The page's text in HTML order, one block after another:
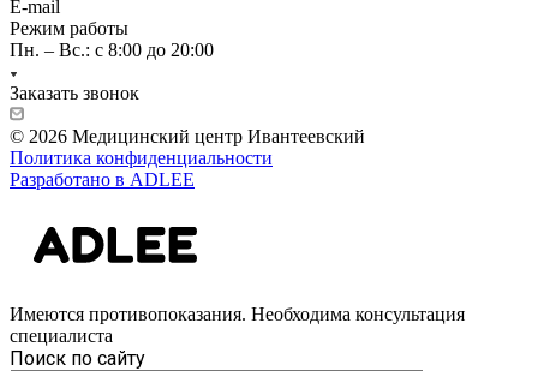
E-mail
Режим работы
Пн. – Вс.: с 8:00 до 20:00
Заказать звонок
© 2026 Медицинский центр Ивантеевский
Политика конфиденциальности
Разработано в ADLEE
Имеются противопоказания. Необходима консультация
специалиста
Поиск по сайту